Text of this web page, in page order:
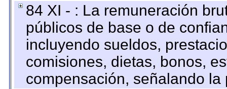
84 XI - : La remuneración
públicos de base o de
incluyendo sueldos,
comisiones, dietas, bonos,
compensación, señalando